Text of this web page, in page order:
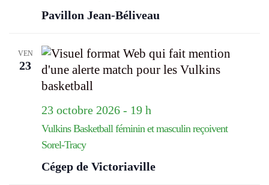
Pavillon Jean-Béliveau
VEN
23
23 octobre 2026 - 19 h
Vulkins Basketball féminin et masculin reçoivent
Sorel-Tracy
Cégep de Victoriaville